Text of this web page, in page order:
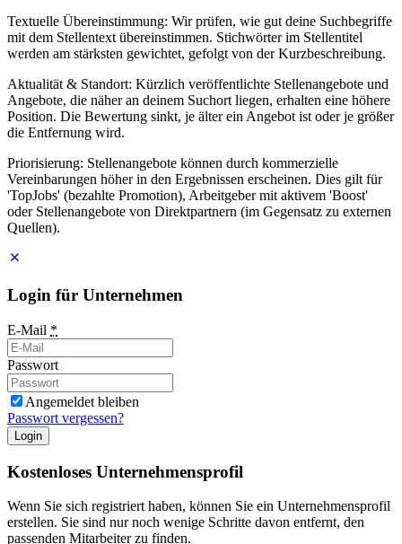
Textuelle Übereinstimmung: Wir prüfen, wie gut deine Suchbegriffe
mit dem Stellentext übereinstimmen. Stichwörter im Stellentitel
werden am stärksten gewichtet, gefolgt von der Kurzbeschreibung.
Aktualität & Standort: Kürzlich veröffentlichte Stellenangebote und
Angebote, die näher an deinem Suchort liegen, erhalten eine höhere
Position. Die Bewertung sinkt, je älter ein Angebot ist oder je größer
die Entfernung wird.
Priorisierung: Stellenangebote können durch kommerzielle
Vereinbarungen höher in den Ergebnissen erscheinen. Dies gilt für
'TopJobs' (bezahlte Promotion), Arbeitgeber mit aktivem 'Boost'
oder Stellenangebote von Direktpartnern (im Gegensatz zu externen
Quellen).
Login für Unternehmen
E-Mail *
Passwort
Angemeldet bleiben
Passwort vergessen?
Login
Kostenloses Unternehmensprofil
Wenn Sie sich registriert haben, können Sie ein Unternehmensprofil
erstellen. Sie sind nur noch wenige Schritte davon entfernt, den
passenden Mitarbeiter zu finden.